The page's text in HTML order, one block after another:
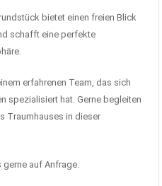
bietet einen freien Blick
schafft eine perfekte
erfahrenen Team, das sich
spezialisiert hat. Gerne begleiten
Traumhauses in dieser
gerne auf Anfrage.